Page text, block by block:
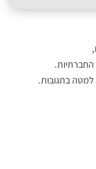
בתגובות.